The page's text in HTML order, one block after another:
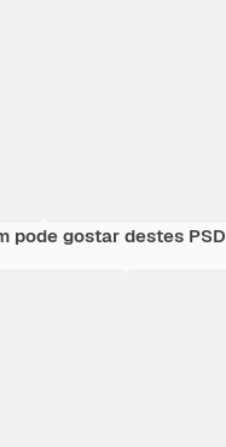
pode gostar destes PSD